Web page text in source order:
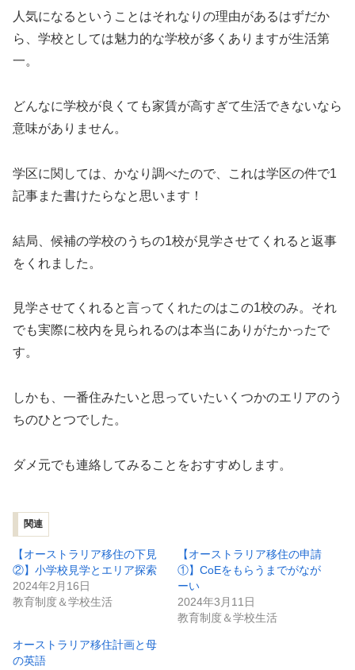
人気になるということはそれなりの理由があるはずだか
ら、学校としては魅力的な学校が多くありますが生活第
一。
どんなに学校が良くても家賃が高すぎて生活できないなら
意味がありません。
学区に関しては、かなり調べたので、これは学区の件で1
記事また書けたらなと思います！
結局、候補の学校のうちの1校が見学させてくれると返事
をくれました。
見学させてくれると言ってくれたのはこの1校のみ。それ
でも実際に校内を見られるのは本当にありがたかったで
す。
しかも、一番住みたいと思っていたいくつかのエリアのう
ちのひとつでした。
ダメ元でも連絡してみることをおすすめします。
関連
【オーストラリア移住の下見
②】小学校見学とエリア探索
2024年2月16日
教育制度＆学校生活
【オーストラリア移住の申請
①】CoEをもらうまでがなが
ーい
2024年3月11日
教育制度＆学校生活
オーストラリア移住計画と母
の英語